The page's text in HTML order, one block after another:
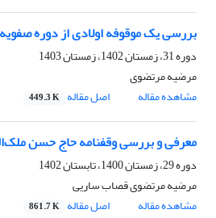
بررسی یک موقوفه اولادی از دوره صفویه
دوره 31، زمستان 1402، زمستان 1403
مرضیه مرتضوی
مشاهده مقاله
اصل مقاله 449.3 K
معرفی و بررسی وقفنامه‌ حاج حسن
دوره 29، زمستان 1400، تابستان 1402
مرضیه مرتضوی قصاب ساریی
مشاهده مقاله
اصل مقاله 861.7 K